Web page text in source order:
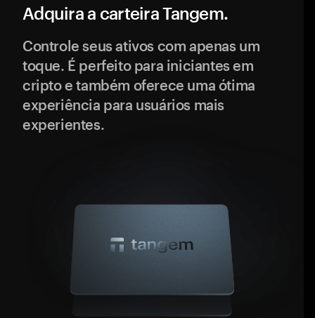
Adquira a carteira Tangem.
Controle seus ativos com apenas um
toque. É perfeito para iniciantes em
cripto e também oferece uma ótima
experiência para usuários mais
experientes.